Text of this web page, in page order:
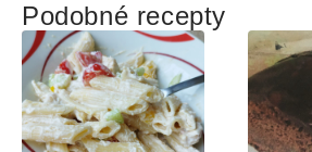
Podobné recepty